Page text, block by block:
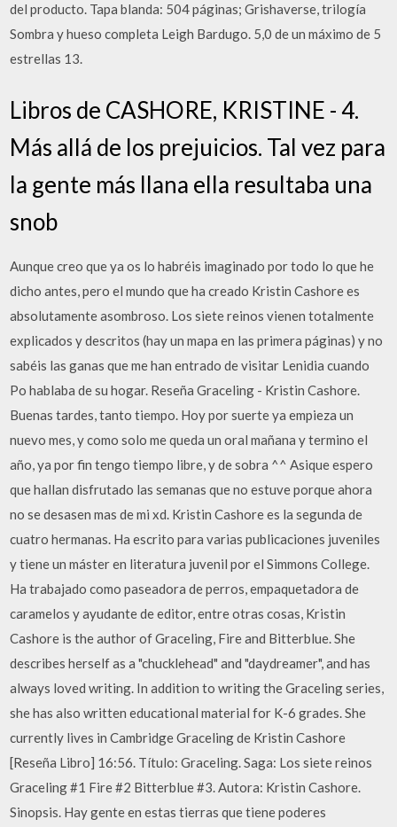
del producto. Tapa blanda: 504 páginas; Grishaverse, trilogía
Sombra y hueso completa Leigh Bardugo. 5,0 de un máximo de 5
estrellas 13.
Libros de CASHORE, KRISTINE - 4.
Más allá de los prejuicios. Tal vez para
la gente más llana ella resultaba una
snob
Aunque creo que ya os lo habréis imaginado por todo lo que he
dicho antes, pero el mundo que ha creado Kristin Cashore es
absolutamente asombroso. Los siete reinos vienen totalmente
explicados y descritos (hay un mapa en las primera páginas) y no
sabéis las ganas que me han entrado de visitar Lenidia cuando
Po hablaba de su hogar. Reseña Graceling - Kristin Cashore.
Buenas tardes, tanto tiempo. Hoy por suerte ya empieza un
nuevo mes, y como solo me queda un oral mañana y termino el
año, ya por fin tengo tiempo libre, y de sobra ^^ Asique espero
que hallan disfrutado las semanas que no estuve porque ahora
no se desasen mas de mi xd. Kristin Cashore es la segunda de
cuatro hermanas. Ha escrito para varias publicaciones juveniles
y tiene un máster en literatura juvenil por el Simmons College.
Ha trabajado como paseadora de perros, empaquetadora de
caramelos y ayudante de editor, entre otras cosas, Kristin
Cashore is the author of Graceling, Fire and Bitterblue. She
describes herself as a "chucklehead" and "daydreamer", and has
always loved writing. In addition to writing the Graceling series,
she has also written educational material for K-6 grades. She
currently lives in Cambridge Graceling de Kristin Cashore
[Reseña Libro] 16:56. Título: Graceling. Saga: Los siete reinos
Graceling #1 Fire #2 Bitterblue #3. Autora: Kristin Cashore.
Sinopsis. Hay gente en estas tierras que tiene poderes